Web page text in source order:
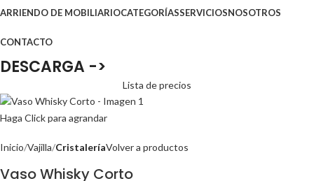
ARRIENDO DE MOBILIARIOCATEGORÍASSERVICIOSNOSOTROS
CONTACTO
DESCARGA ->
Lista de precios
Haga Click para agrandar
Inicio Vajilla CristaleríaVolver a productos
Vaso Whisky Corto